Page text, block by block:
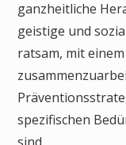
ganzheitliche
geistige und
ratsam, mit
spezifischen